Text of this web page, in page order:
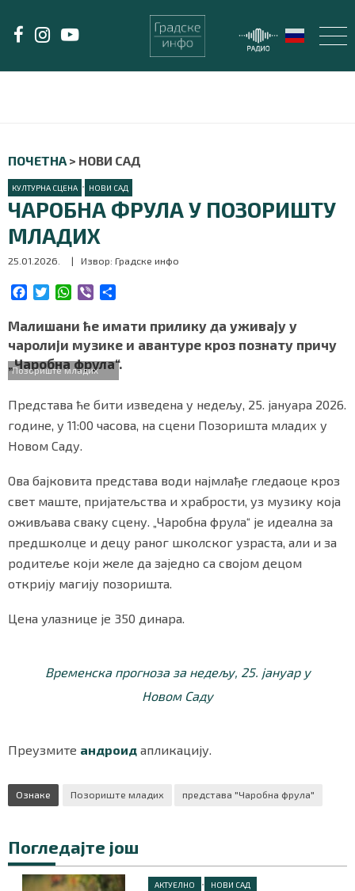
ПОЧЕТНА > НОВИ САД
КУЛТУРНА СЦЕНА • НОВИ САД
ЧАРОБНА ФРУЛА У ПОЗОРИШТУ
МЛАДИХ
25.01.2026. | Извор: Градске инфо
c
e
b
o
k
i
t
t
e
W
a
t
s
A
p
b
e
r
a
r
e
Малишани ће имати прилику да уживају у
чаролији музике и авантуре кроз познату причу
„Чаробна фрула“.
Позориште младих
Представа ће бити изведена у недељу, 25. јануара 2026.
године, у 11:00 часова, на сцени Позоришта младих у
Новом Саду.
Ова бајковита представа води најмлађе гледаоце кроз
свет маште, пријатељства и храбрости, уз музику која
оживљава сваку сцену. „Чаробна фрула“ је идеална за
предшколце и децу раног школског узраста, али и за
родитеље који желе да заједно са својом децом
открију магију позоришта.
Цена улазнице је 350 динара.
Временска прогноза за недељу, 25. јануар у
Новом Саду
Преузмите андроид апликацију.
Ознаке Позориште младих представа "Чаробна фрула"
Погледајте још
АКТУЕЛНО • НОВИ САД
LAT/ЋИР
НАЈНОВИЈЕ
НОВИ САД
ПОДКАСТ
ЗЕЛЕНИ ГРАД
ВИДЕО
СПЕЦИЈАЛИ
БЛОГ
СРБИЈА
СВЕТ
ЖИВОТ И СТИЛ
СПОРТ
БИЗНИС
ПРАТИТЕ НАС